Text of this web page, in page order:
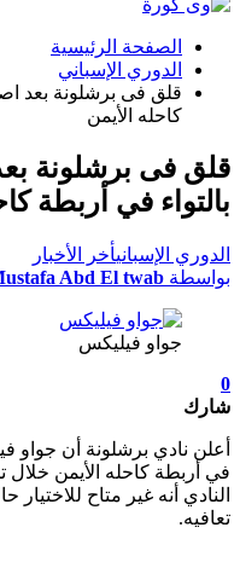
الصفحة الرئيسية
الدوري الإسباني
قلق فى برشلونة بعد
كاحله الأيمن
قلق فى برشلونة
بالتواء في أربطة
الدوري الإسبانيأخر الأخبار
بواسطة Abd El twab
جواو فيليكس
0
شارك
أعلن نادي برشلونة أن جواو
في أربطة كاحله الأيمن خلال
النادي أنه غير متاح
تعافيه.